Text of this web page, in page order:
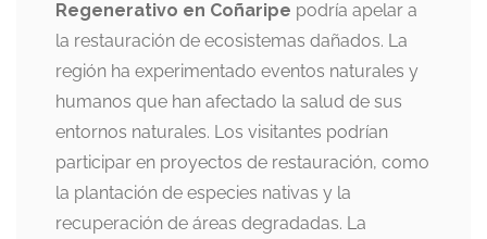
Regenerativo en Coñaripe podría apelar a
la restauración de ecosistemas dañados. La
región ha experimentado eventos naturales y
humanos que han afectado la salud de sus
entornos naturales. Los visitantes podrían
participar en proyectos de restauración, como
la plantación de especies nativas y la
recuperación de áreas degradadas. La